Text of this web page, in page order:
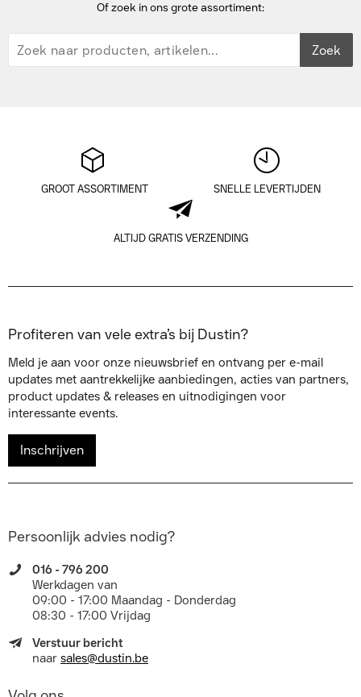
Of zoek in ons grote assortiment:
Zoek
GROOT ASSORTIMENT SNELLE LEVERTIJDEN
ALTIJD GRATIS VERZENDING
Profiteren van vele extra’s bij Dustin?
Meld je aan voor onze nieuwsbrief en ontvang per e-mail
updates met aantrekkelijke aanbiedingen, acties van partners,
product updates & releases en uitnodigingen voor
interessante events.
Inschrijven
Persoonlijk advies nodig?
016 - 796 200
Werkdagen van
09:00 - 17:00 Maandag - Donderdag
08:30 - 17:00 Vrijdag
Verstuur bericht
naar sales@dustin.be